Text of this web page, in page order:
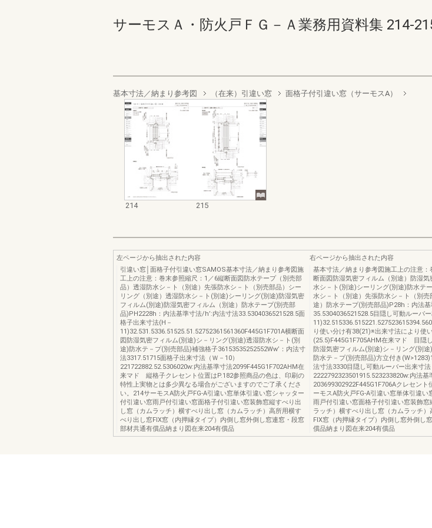
サーモスＡ・防火戸ＦＧ－Ａ業務用資料集 214-
基本寸法／納まり参考図 （在来）引違い窓 面格子付引違い窓（サーモスA）
214 215
左ページから抽出された内容
引違い窓│面格子付引違い窓SAMOS基本寸法／納まり参考図施
工上の注意：巻末参照縮尺：1／6縦断面図防水テープ（別売部
品）透湿防水シ－ト（別途）先張防水シ－ト（別売部品）シー
リング（別途）透湿防水シ－ト(別途)シーリング(別途)防湿気密
フィルム(別途)防湿気密フィルム（別途）防水テープ(別売部
品)PH2228h：内法基準寸法/h’:内法寸法33.5304036521528.5面
格子出来寸法(H－
11)32.531.5336.51525.51.52752361561360F445G1F701A横断面
図防湿気密フィルム(別途)シ－リング(別途)透湿防水シ－ト(別
途)防水テ－プ(別売部品)補強格子36153535252552Ww’：内法寸
法3317.51715面格子出来寸法（Ｗ－10）
221722882.52.5306020w:内法基準寸法2099F445G1F702AHM在
来マド 縦格子クレセント位置はP.182参照商品の色は、印刷の
特性上実物とは多少異なる場合がございますのでご了承くださ
い。214サーモスA防火戸FG-A引違い窓単体引違い窓シャッター
付引違い窓雨戸付引違い窓面格子付引違い窓装飾窓縦すべり出
し窓（カムラッチ）横すべり出し窓（カムラッチ）高所用横す
べり出し窓FIX窓（内押縁タイプ）内倒し窓外倒し窓連窓・段窓
部材共通有償品納まり図在来204有償品
右ページから抽出された内容
基本寸法／納まり参考図施工上の注意
断面図防湿気密フィルム（別途）防湿
水シ－ト(別途)シーリング(別途)防水テ
水シ－ト（別途）先張防水シ－ト（別売
途）防水テープ(別売部品)P28h：内法
35.5304036521528.5目隠し可動ルーバ
り使い分け有38(21)※出来寸法により使
(25.5)F445G1F705AHM在来マド 目隠
防湿気密フィルム(別途)シ－リング(別
防水テ－プ(別売部品)方立付き
法寸法3330目隠し可動ルーバー出来寸法
2222792323501915.523233820w:内法基
203699302922F445G1F706Aクレセント
ーモスA防火戸FG-A引違い窓単体引違い
雨戸付引違い窓面格子付引違い窓装飾窓
ラッチ）横すべり出し窓（カムラッチ
FIX窓（内押縁タイプ）内倒し窓外倒し
償品納まり図在来204有償品